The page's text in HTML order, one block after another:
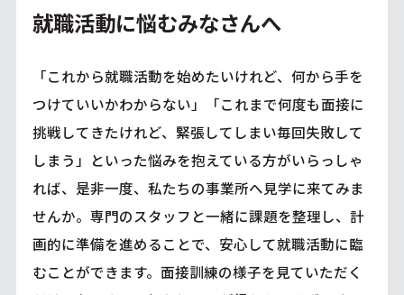
就職活動に悩むみなさんへ
「これから就職活動を始めたいけれど、何から手を
つけていいかわからない」「これまで何度も面接に
挑戦してきたけれど、緊張してしまい毎回失敗して
しまう」といった悩みを抱えている方がいらっしゃ
れば、是非一度、私たちの事業所へ見学に来てみま
せんか。専門のスタッフと一緒に課題を整理し、計
画的に準備を進めることで、安心して就職活動に臨
むことができます。面接訓練の様子を見ていただく